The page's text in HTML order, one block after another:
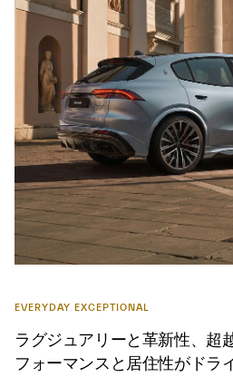
EVERYDAY EXCEPTIONAL
ラグジュアリーと革新性、超
フォーマンスと居住性がドラ